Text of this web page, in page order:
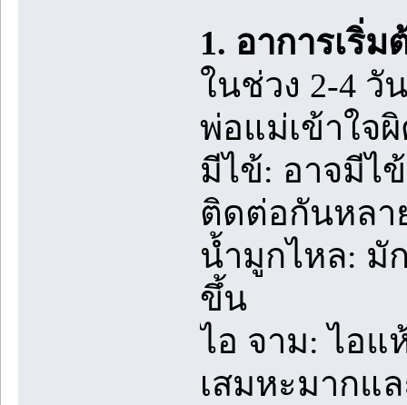
1. อาการเริ่
ในช่วง 2-4 วั
พ่อแม่เข้าใจ
มีไข้: อาจมีไ
ติดต่อกันหลา
น้ำมูกไหล: มั
ขึ้น
ไอ จาม: ไอแ
เสมหะมากแ